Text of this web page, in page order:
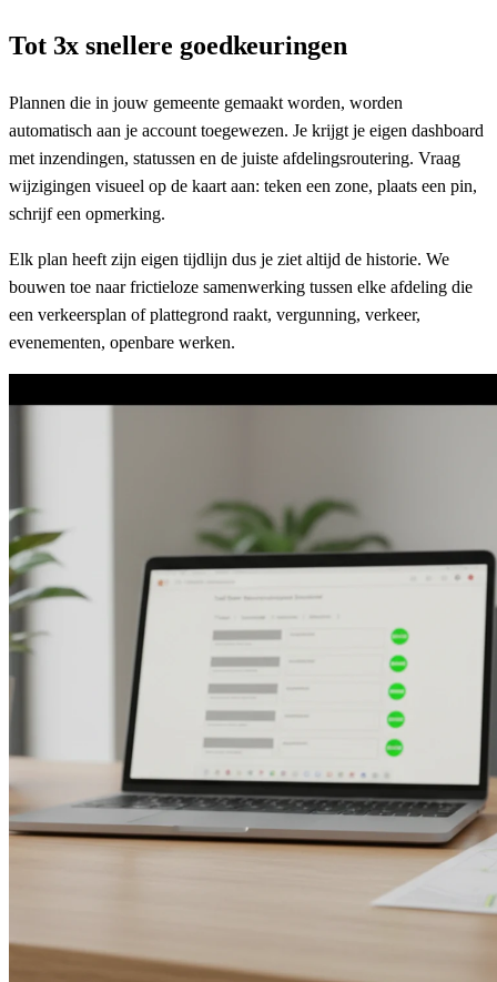
Tot 3x snellere goedkeuringen
Plannen die in jouw gemeente gemaakt worden, worden
automatisch aan je account toegewezen. Je krijgt je eigen dashboard
met inzendingen, statussen en de juiste afdelingsroutering. Vraag
wijzigingen visueel op de kaart aan: teken een zone, plaats een pin,
schrijf een opmerking.
Elk plan heeft zijn eigen tijdlijn dus je ziet altijd de historie. We
bouwen toe naar frictieloze samenwerking tussen elke afdeling die
een verkeersplan of plattegrond raakt, vergunning, verkeer,
evenementen, openbare werken.